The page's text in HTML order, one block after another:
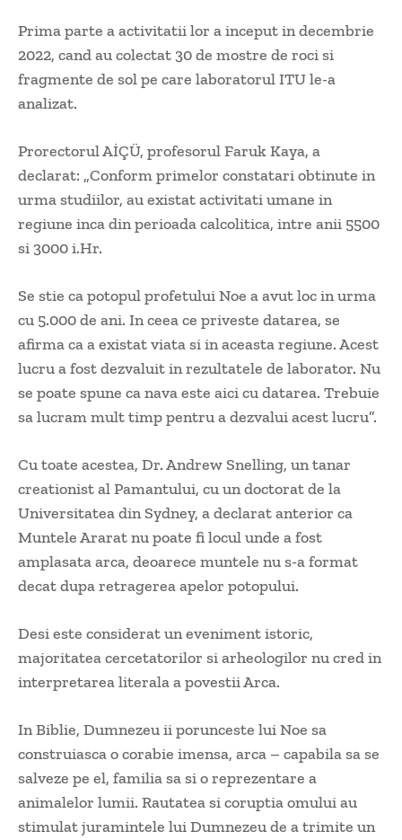
Prima parte a activitatii lor a inceput in decembrie
2022, cand au colectat 30 de mostre de roci si
fragmente de sol pe care laboratorul ITU le-a
analizat.
Prorectorul AİÇÜ, profesorul Faruk Kaya, a
declarat: „Conform primelor constatari obtinute in
urma studiilor, au existat activitati umane in
regiune inca din perioada calcolitica, intre anii 5500
si 3000 i.Hr.
Se stie ca potopul profetului Noe a avut loc in urma
cu 5.000 de ani. In ceea ce priveste datarea, se
afirma ca a existat viata si in aceasta regiune. Acest
lucru a fost dezvaluit in rezultatele de laborator. Nu
se poate spune ca nava este aici cu datarea. Trebuie
sa lucram mult timp pentru a dezvalui acest lucru”.
Cu toate acestea, Dr. Andrew Snelling, un tanar
creationist al Pamantului, cu un doctorat de la
Universitatea din Sydney, a declarat anterior ca
Muntele Ararat nu poate fi locul unde a fost
amplasata arca, deoarece muntele nu s-a format
decat dupa retragerea apelor potopului.
Desi este considerat un eveniment istoric,
majoritatea cercetatorilor si arheologilor nu cred in
interpretarea literala a povestii Arca.
In Biblie, Dumnezeu ii porunceste lui Noe sa
construiasca o corabie imensa, arca – capabila sa se
salveze pe el, familia sa si o reprezentare a
animalelor lumii. Rautatea si coruptia omului au
stimulat juramintele lui Dumnezeu de a trimite un